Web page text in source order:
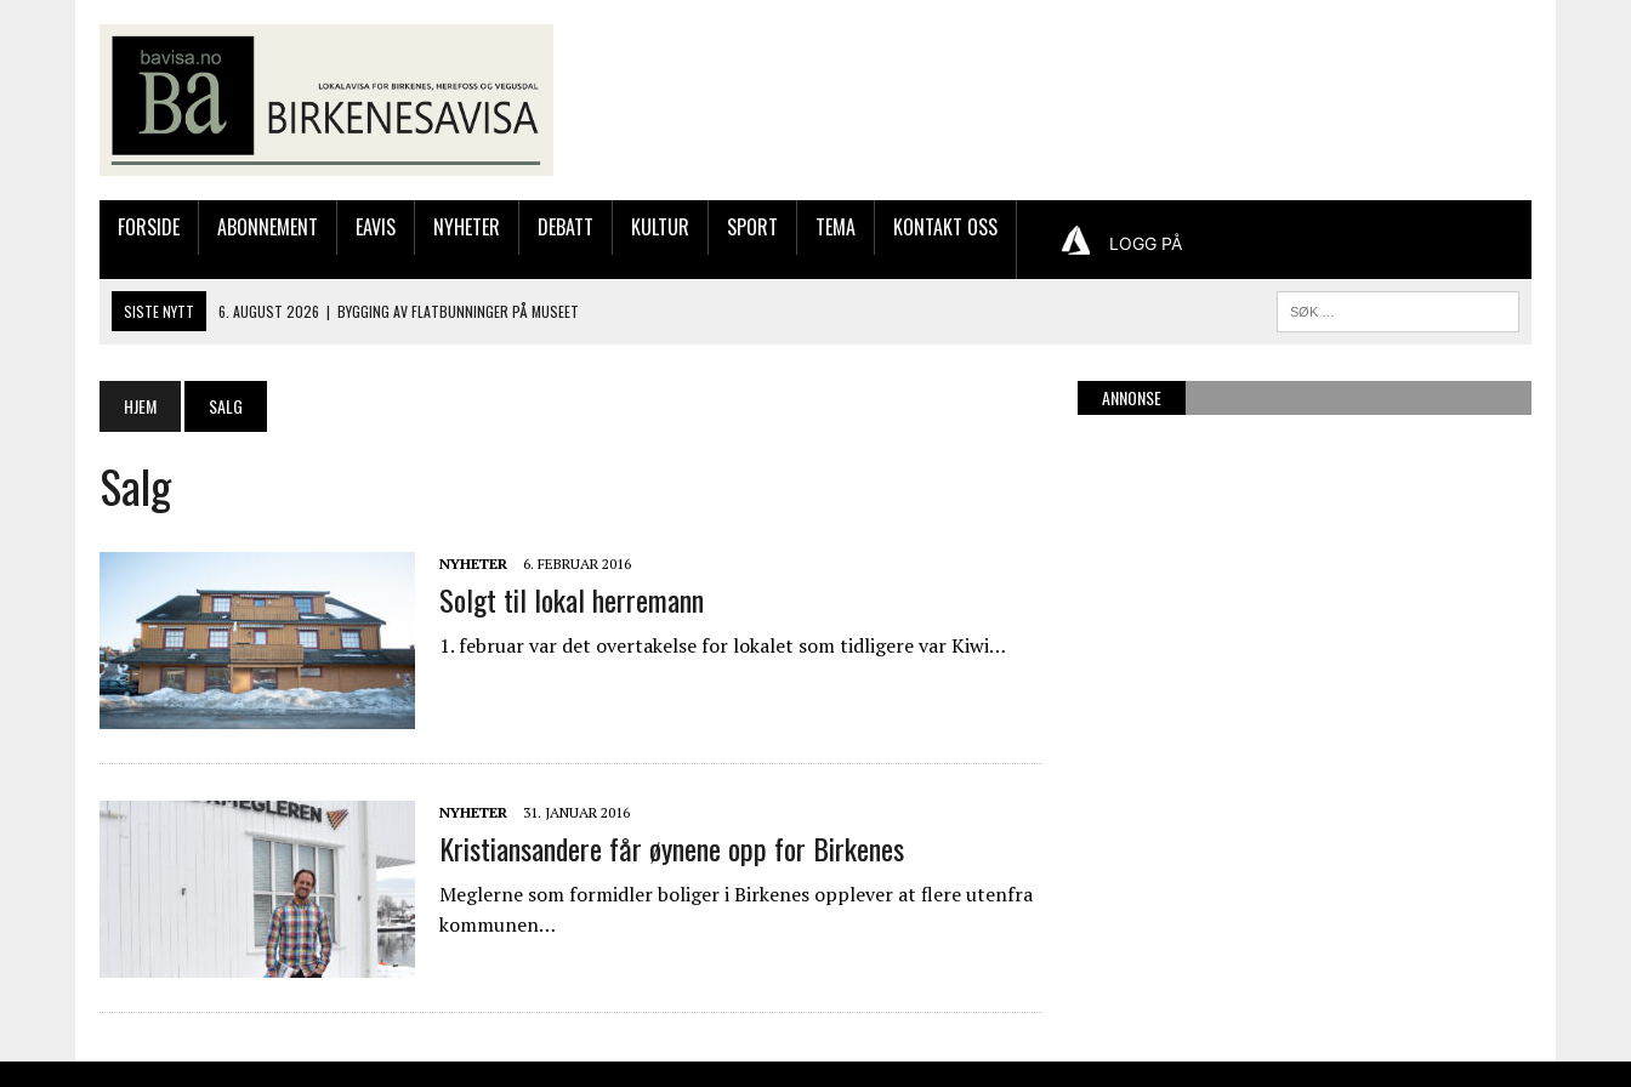
FORSIDE ABONNEMENT EAVIS NYHETER DEBATT KULTUR SPORT TEMA KONTAKT OSS
LOGG PÅ
SISTE NYTT 6. AUGUST 2026 | BYGGING AV FLATBUNNINGER PÅ MUSEET
3. AUGUST 2026 | JAKOB FRIIS TRIO ÅPNET BIRKELIVE MED VARM STEMNING OG STOR RESPONS
6. AUGUST 2026
HJEM SALG
Salg
NYHETER 6. FEBRUAR 2016
Solgt til lokal herremann
1. februar var det overtakelse for lokalet som tidligere var Kiwi…
NYHETER 31. JANUAR 2016
Kristiansandere får øynene opp for Birkenes
Meglerne som formidler boliger i Birkenes opplever at flere utenfra
kommunen…
ANNONSE